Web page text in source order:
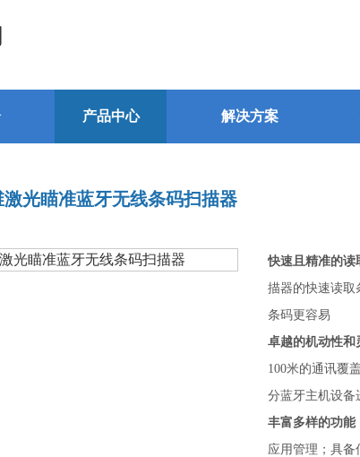
产品中心 解决方案
光瞄准蓝牙无线条码扫描器
快速且精准的读
描器的快速读取
条码更容易
卓越的机动性和
100米的通讯覆
分蓝牙主机设备
丰富多样的功能
应用管理；具备